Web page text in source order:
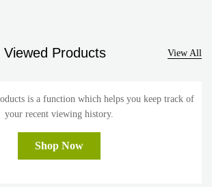
Viewed Products View All
is a function which helps you keep track of
your recent viewing history.
Shop Now